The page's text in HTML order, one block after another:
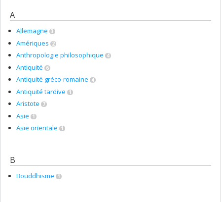
A
Allemagne 3
Amériques 2
Anthropologie philosophique 4
Antiquité 6
Antiquité gréco-romaine 4
Antiquité tardive 1
Aristote 7
Asie 1
Asie orientale 1
B
Bouddhisme 1